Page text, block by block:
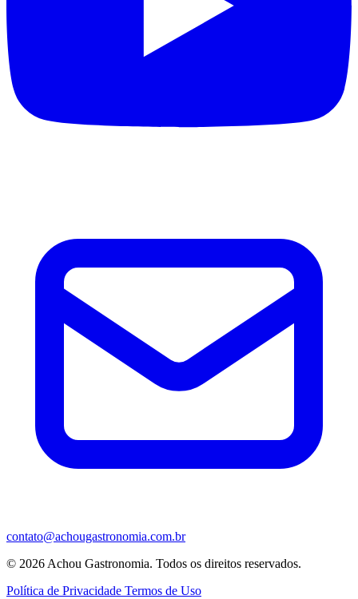
contato@achougastronomia.com.br
© 2026 Achou Gastronomia. Todos os direitos reservados.
Política de Privacidade Termos de Uso